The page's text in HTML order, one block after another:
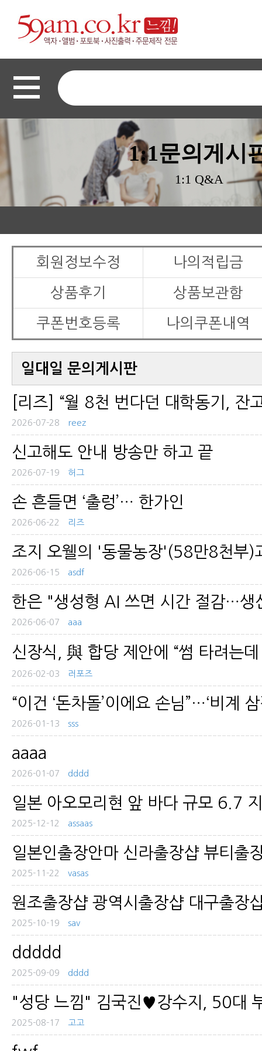
1:1문의게시
1:1 Q&A
회원정보수정 나의적립금
상품후기 상품보관함
쿠폰번호등록 나의쿠폰내역
일대일 문의게시판
[리즈] “월 8천 번다던 대학동기, 잔
2026-07-28 reez
신고해도 안내 방송만 하고 끝
2026-07-19 허그
손 흔들면 ‘출렁’… 한가인
2026-06-22 리즈
조지 오웰의 '동물농장'(58만8천부)
2026-06-15 asdf
한은 "생성형 AI 쓰면 시간 절감…생
2026-06-07 aaa
신장식, 與 합당 제안에 “썸 타려는
2026-02-03 러포즈
“이건 ‘돈차돌’이에요 손님”…‘비계
2026-01-13 sss
aaaa
2026-01-07 dddd
일본 아오모리현 앞 바다 규모 6.7
2025-12-12 assaas
일본인출장안마 신라출장샵 뷰티출
2025-11-22 vasas
원조출장샵 광역시출장샵 대구출장
2025-10-19 sav
ddddd
2025-09-09 dddd
"성당 느낌" 김국진♥강수지, 50대
2025-08-17 고고